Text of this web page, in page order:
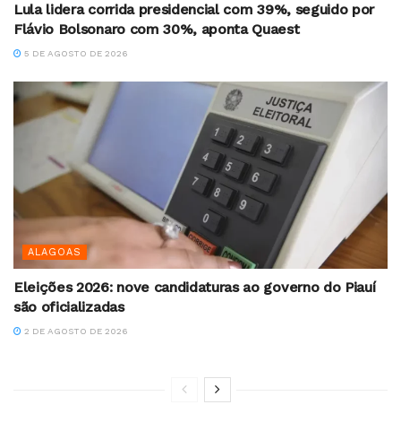
Lula lidera corrida presidencial com 39%, seguido por
Flávio Bolsonaro com 30%, aponta Quaest
5 DE AGOSTO DE 2026
ALAGOAS
Eleições 2026: nove candidaturas ao governo do Piauí
são oficializadas
2 DE AGOSTO DE 2026